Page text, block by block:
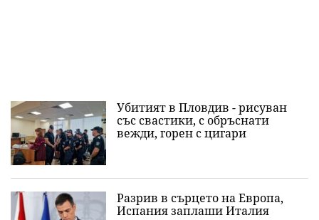
Убитият в Пловдив - рисуван
със свастики, с обръснати
вежди, горен с цигари
Разрив в сърцето на Европа,
Испания заплаши Италия